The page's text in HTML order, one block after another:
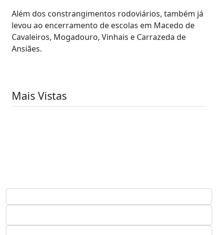
Além dos constrangimentos rodoviários, também já
levou ao encerramento de escolas em Macedo de
Cavaleiros, Mogadouro, Vinhais e Carrazeda de
Ansiães.
Mais Vistas